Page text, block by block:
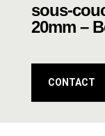
sous-
20mm –
CONTACT